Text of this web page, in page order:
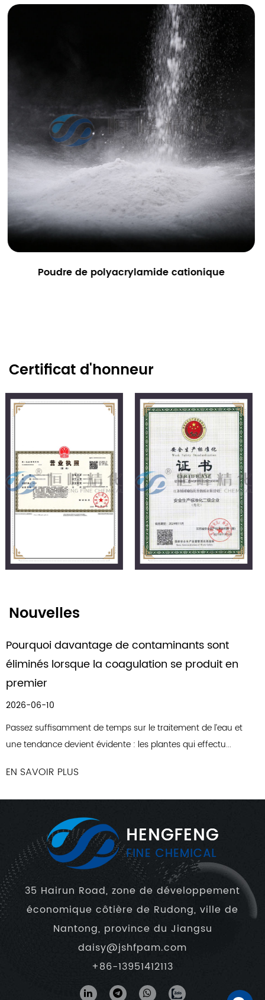
Poudre de polyacrylamide
Certificat d'honneur
Nouvelles
en
et
Principes d'ingénierie de conception
de traitement des eaux usées
augmenté régulièrement parallèlement à la
35 Hairun Road, zone de développement
économique côtière de Rudong, ville de
Nantong, province du Jiangsu
daisy@jshfpam.com
+86-13951412113